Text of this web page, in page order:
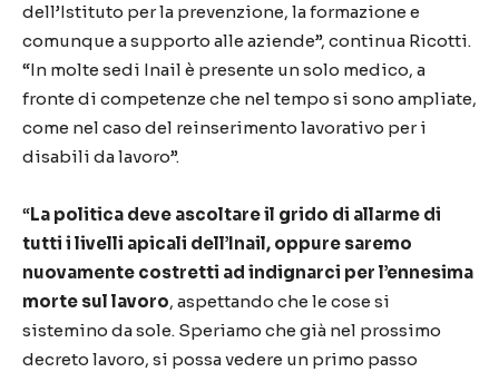
dell’Istituto per la prevenzione, la formazione e
comunque a supporto alle aziende”, continua Ricotti.
“In molte sedi Inail è presente un solo medico, a
fronte di competenze che nel tempo si sono ampliate,
come nel caso del reinserimento lavorativo per i
disabili da lavoro”.
“La politica deve ascoltare il grido di allarme di
tutti i livelli apicali dell’Inail, oppure saremo
nuovamente costretti ad indignarci per l’ennesima
morte sul lavoro, aspettando che le cose si
sistemino da sole. Speriamo che già nel prossimo
decreto lavoro, si possa vedere un primo passo